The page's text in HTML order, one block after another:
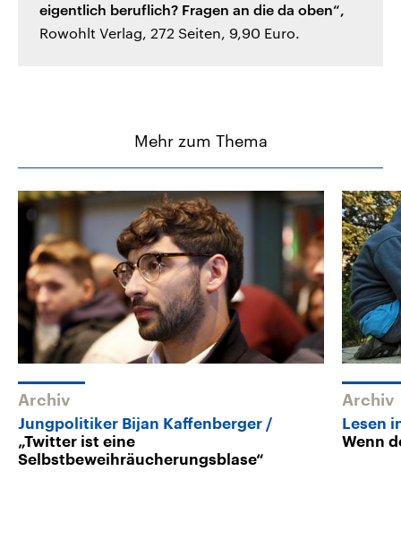
eigentlich beruflich? Fragen an die da oben“,
Rowohlt Verlag, 272 Seiten, 9,90 Euro.
Mehr zum Thema
Archiv
Jungpolitiker Bijan Kaffenberger
„Twitter ist eine
Selbstbeweihräucherungsblase“
Archiv
Lesen
Wenn